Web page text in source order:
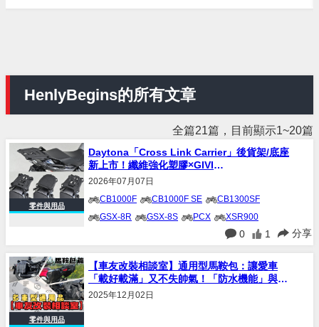
HenlyBegins的所有文章
全篇21篇，目前顯示1~20篇
零件與用品
Daytona「Cross Link Carrier」後貨架/底座
新上市！纖維強化塑膠×GIVI
Monolock×HenlyBegins Easy Ring Belt三
2026年07月07日
CB1000F CB1000F SE CB1300SF
GSX-8R GSX-8S PCX XSR900
0 1 分享
零件與用品
【車友改裝相談室】通用型馬鞍包：讓愛車
「載好載滿」又不失帥氣！「防水機能」與
「風格搭配」的終極抉擇｜台日車友評價匯總
2025年12月02日